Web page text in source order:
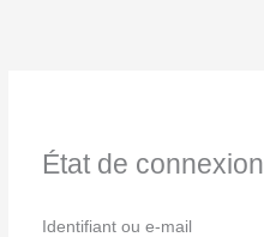
État de connexion
Identifiant ou e-mail